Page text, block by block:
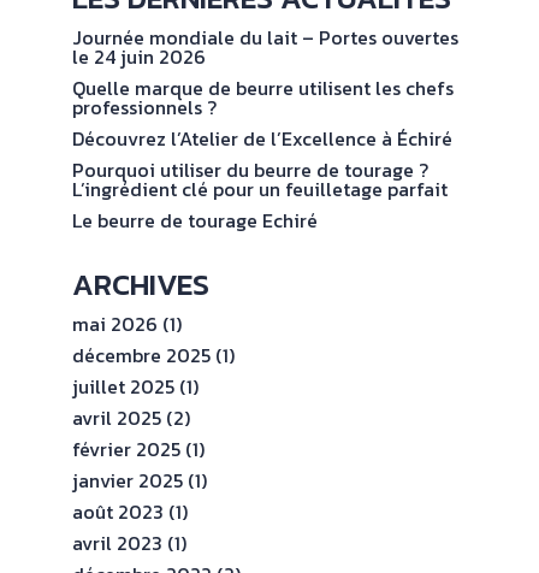
NOS
ENGAGEMENTS
ESPACE
PROFESSIONNEL
CONTACT
Journée mondiale du lait – Portes ouvertes
le 24 juin 2026
Quelle marque de beurre utilisent les chefs
professionnels ?
Découvrez l’Atelier de l’Excellence à Échiré
Pourquoi utiliser du beurre de tourage ?
L’ingrédient clé pour un feuilletage parfait
Le beurre de tourage Echiré
ARCHIVES
mai 2026 (1)
décembre 2025 (1)
juillet 2025 (1)
avril 2025 (2)
février 2025 (1)
janvier 2025 (1)
août 2023 (1)
avril 2023 (1)